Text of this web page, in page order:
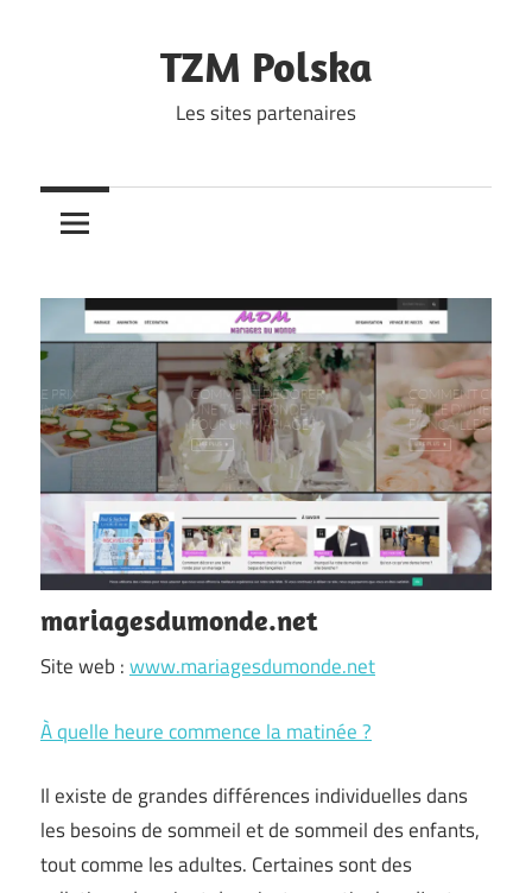
TZM Polska
Les sites partenaires
mariagesdumonde.net
Site web :www.mariagesdumonde.net
À quelle heure commence la matinée ?
Il existe de grandes différences individuelles dans
les besoins de sommeil et de sommeil des enfants,
tout comme les adultes. Certaines sont des